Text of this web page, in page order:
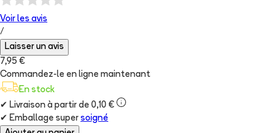
Voir les avis
/
Laisser un avis
7,95 €
Commandez-le en ligne maintenant
En stock
✔ Livraison à partir de 0,10 €
✔ Emballage super soigné